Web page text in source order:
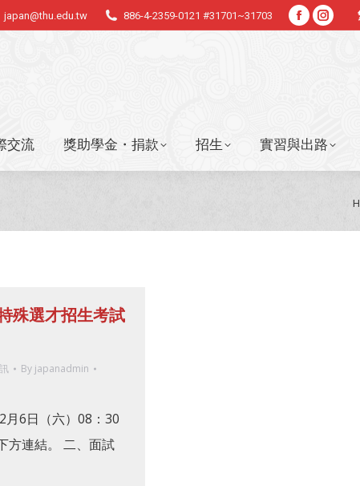
japan@thu.edu.tw 886-4-2359-0121 #31701~31703
Facebook
交流 獎助學金・捐款 招生 實習與出路
殊選才招生考試
By japanadmin
月6日（六）08：30
方連結。 二、面試
交流 獎助學金・捐款 招生 實習與出路